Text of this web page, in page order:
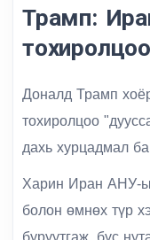
Трамп:
Доналд Трамп
тохиролцоо
дахь хурцадмал
Харин Иран АНУ-
болон өмнөх түр